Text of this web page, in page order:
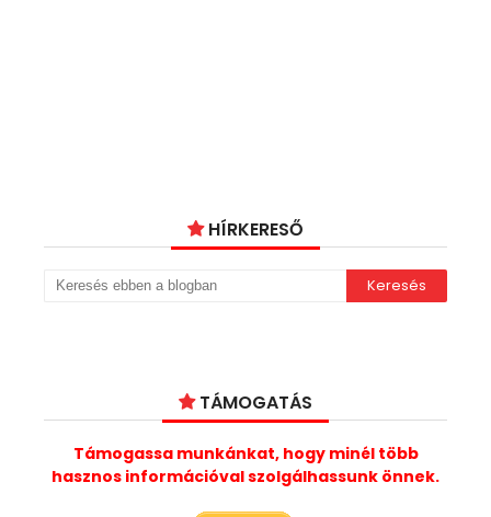
HÍRKERESŐ
TÁMOGATÁS
Támogassa munkánkat, hogy minél több
hasznos információval szolgálhassunk önnek.